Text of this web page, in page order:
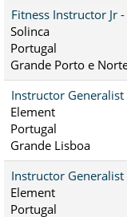
Fitness Instructor Jr
Solinca
Portugal
Grande Porto e
Instructor Generalist
Element
Portugal
Grande Lisboa
Instructor
Element
Portugal